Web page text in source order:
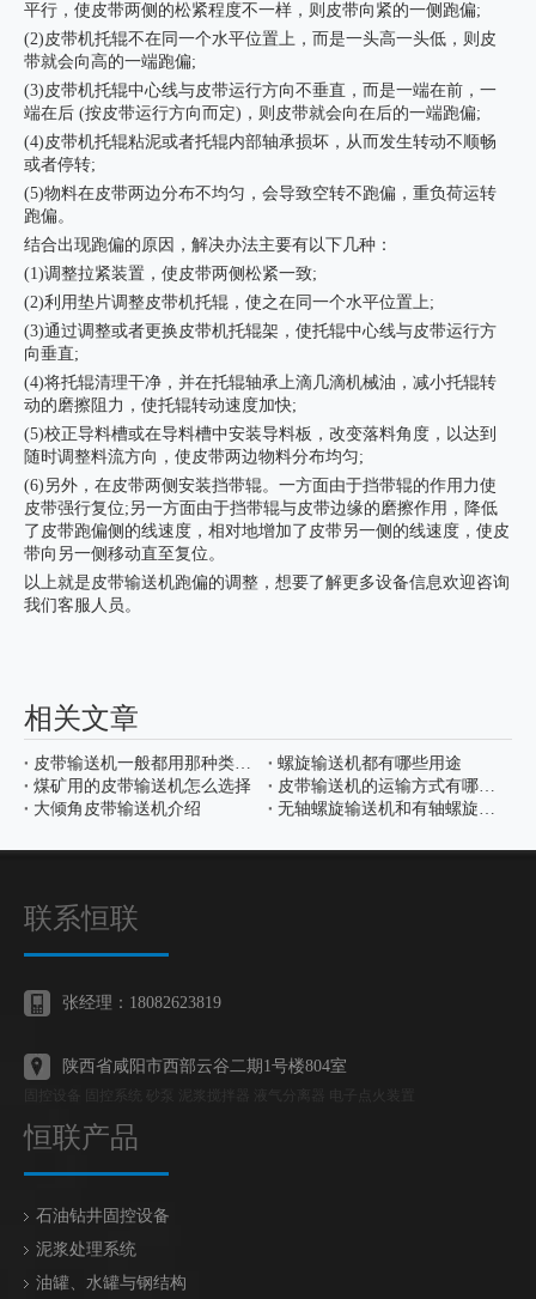
平行，使皮带两侧的松紧程度不一样，则皮带向紧的一侧跑偏;
(2)皮带机托辊不在同一个水平位置上，而是一头高一头低，则皮
带就会向高的一端跑偏;
(3)皮带机托辊中心线与皮带运行方向不垂直，而是一端在前，一
端在后 (按皮带运行方向而定)，则皮带就会向在后的一端跑偏;
(4)皮带机托辊粘泥或者托辊内部轴承损坏，从而发生转动不顺畅
或者停转;
(5)物料在皮带两边分布不均匀，会导致空转不跑偏，重负荷运转
跑偏。
结合出现跑偏的原因，解决办法主要有以下几种：
(1)调整拉紧装置，使皮带两侧松紧一致;
(2)利用垫片调整皮带机托辊，使之在同一个水平位置上;
(3)通过调整或者更换皮带机托辊架，使托辊中心线与皮带运行方
向垂直;
(4)将托辊清理干净，并在托辊轴承上滴几滴机械油，减小托辊转
动的磨擦阻力，使托辊转动速度加快;
(5)校正导料槽或在导料槽中安装导料板，改变落料角度，以达到
随时调整料流方向，使皮带两边物料分布均匀;
(6)另外，在皮带两侧安装挡带辊。一方面由于挡带辊的作用力使
皮带强行复位;另一方面由于挡带辊与皮带边缘的磨擦作用，降低
了皮带跑偏侧的线速度，相对地增加了皮带另一侧的线速度，使皮
带向另一侧移动直至复位。
以上就是皮带输送机跑偏的调整，想要了解更多设备信息欢迎咨询
我们客服人员。
相关文章
皮带输送机一般都用那种类型的皮带
螺旋输送机都有哪些用途
煤矿用的皮带输送机怎么选择
皮带输送机的运输方式有哪几种
大倾角皮带输送机介绍
无轴螺旋输送机和有轴螺旋输送机的区别是什么
联系恒联
张经理：18082623819
陕西省咸阳市西部云谷二期1号楼804室
恒联产品
石油钻井固控设备
泥浆处理系统
油罐、水罐与钢结构